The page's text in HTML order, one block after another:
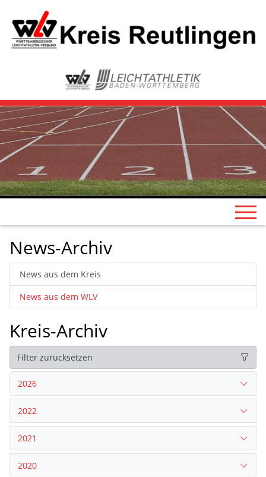
News-Archiv
News aus dem Kreis
News aus dem WLV
Kreis-Archiv
Filter zurücksetzen
2026
2022
2021
2020